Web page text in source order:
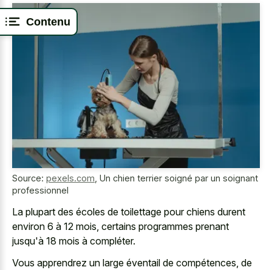
Contenu
Source: pexels.com Un chien terrier soigné par un soignant
professionnel
La plupart des écoles de toilettage pour chiens durent
environ 6 à 12 mois, certains programmes prenant
jusqu'à 18 mois à compléter.
Vous apprendrez un large éventail de compétences, de